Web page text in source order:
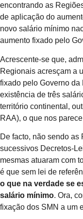
encontrando as
de aplicação do
novo salário mínimo
aumento fixado pelo
Acrescente-se que,
Regionais acresçam a
fixado pelo Governo
existência de três
território continental,
RAA), o que nos
De facto, não sendo
sucessivos Decretos-
mesmas atuaram com
é que sem lei de
o que na verdade se
salário mínimo. Ora,
fixação dos SMN a um